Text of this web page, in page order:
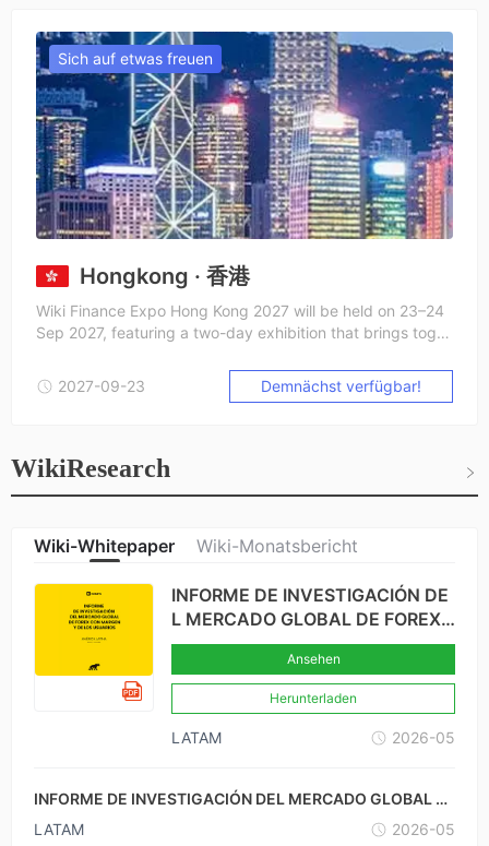
Hongkong · 香港
Wiki Finance Expo Hong Kong 2027 will be held on 23–24
Sep 2027, featuring a two-day exhibition that brings toget
ntech, and blockchain industries. From cutting-edge start
ups to global industry leaders, we connect the brightest m
2027-09-23 Demnächst verfügbar!
Sich auf etwas freuen
WikiResearch
Wiki-Whitepaper Wiki-Monatsbericht
INFORME DE INVESTIGACIÓN DE
L MERCADO GLOBAL DE FOREX
CON MARGEN Y DE LOS USUARI
OS-BRASIL × COLOMBIA
Ansehen
Herunterladen
LATAM 2026-05
INFORME DE INVESTIGACIÓN DEL MERCADO GLOBAL D
E FOREX CON MARGEN Y DE LOS USUARIOS-MÉXICO ×
LATAM 2026-05